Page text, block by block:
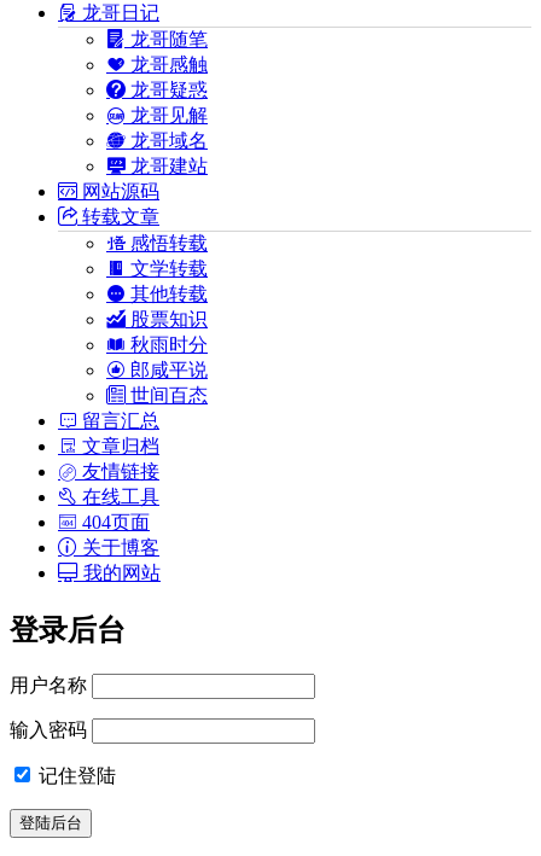
龙哥日记
龙哥随笔
龙哥感触
龙哥疑惑
龙哥见解
龙哥域名
龙哥建站
网站源码
转载文章
感悟转载
文学转载
其他转载
股票知识
秋雨时分
郎咸平说
世间百态
留言汇总
文章归档
友情链接
在线工具
404页面
关于博客
我的网站
登录后台
用户名称
输入密码
记住登陆